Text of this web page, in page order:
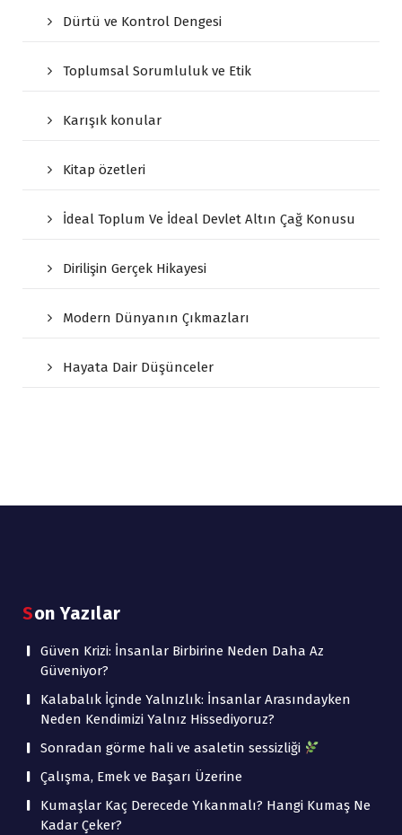
Dürtü ve Kontrol Dengesi
Toplumsal Sorumluluk ve Etik
Karışık konular
Kitap özetleri
İdeal Toplum Ve İdeal Devlet Altın Çağ Konusu
Dirilişin Gerçek Hikayesi
Modern Dünyanın Çıkmazları
Hayata Dair Düşünceler
Son Yazılar
Güven Krizi: İnsanlar Birbirine Neden Daha Az
Güveniyor?
Kalabalık İçinde Yalnızlık: İnsanlar Arasındayken
Neden Kendimizi Yalnız Hissediyoruz?
Sonradan görme hali ve asaletin sessizliği
Çalışma, Emek ve Başarı Üzerine
Kumaşlar Kaç Derecede Yıkanmalı? Hangi Kumaş Ne
Kadar Çeker?